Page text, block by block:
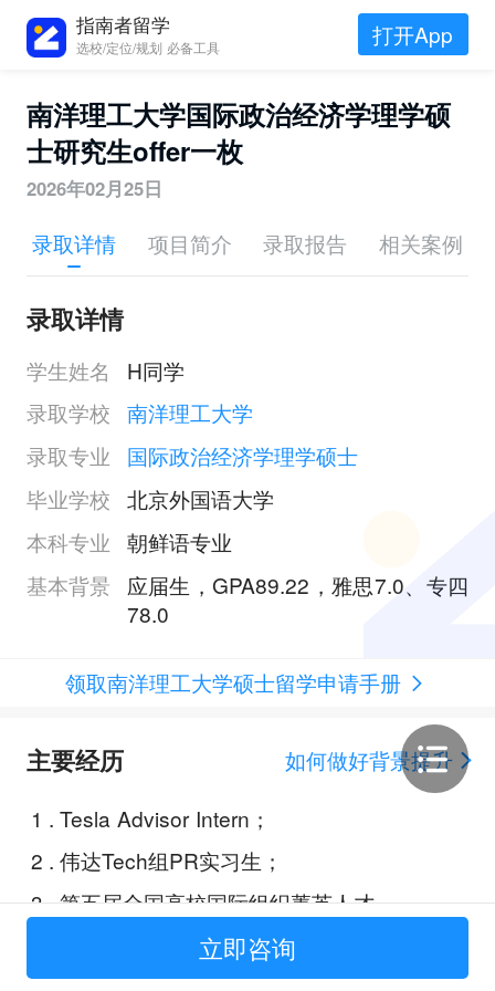
指南者留学
选校/定位/规划 必备工具 打开App
南洋理工大学国际政治经济学理学硕
士研究生offer一枚
2026年02月25日
录取详情 项目简介 录取报告 相关案例
录取详情
学生姓名
H同学
录取学校 南洋理工大学
录取专业
国际政治经济学理学硕士
毕业学校 北京外国语大学
本科专业 朝鲜语专业
基本背景
应届生，GPA89.22，雅思7.0、专四
78.0
领取南洋理工大学硕士留学申请手册
主要经历
如何做好背景提升
1 . Tesla Advisor Intern；
2 . 伟达Tech组PR实习生；
3.第五届全国高校国际组织菁英人才
立即咨询